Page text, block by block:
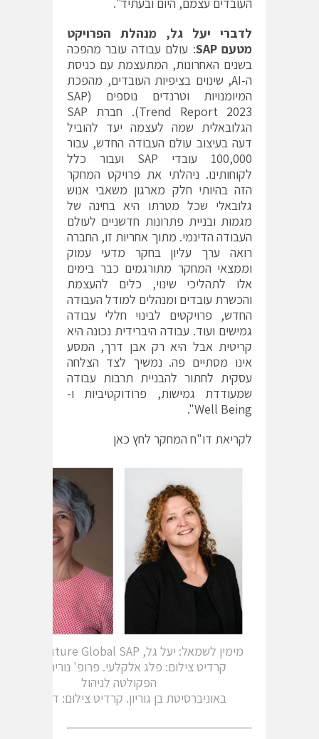
לדברי יעל גל, מנהלת הפרויקט
מטעםSAP: עולם עבודה עובר מהפכה
בשנים האחרונות, המתעצמת עם כניסת
ה-AI, שינוים בציפיות העובדים, מהפכת
המיומנויות וטרנדים נוספים (SAP
Trend Report 2023
). חברת SAP
הגלובאלית שמה לעצמה יעד להוביל
דעה בעיצוב עולם העבודה החדש, עבור
100,000 עובדי SAP ועבור כלל
לקוחותינו. ניהלתי את פרויקט המחקר
הזה בהיותי חלק מארגון משאבי אנוש
גלובאלי שכל מטרתו היא בחינה של
מגמות ובניית פתרונות חדשניים לעולם
העבודה הדינמי. מתוך אחריות זו, החברה
רואה ערך עליון בחקר מדעי עמוק
וממצאי המחקר מתורגמים כבר בימים
אלו לתהליכי שינוי, כלים להעצמת
והכשרת עובדים ומנהלים למודל העבודה
החדש, פרויקטים לבינוי חללי עבודה
גמישים ועוד. עבודה היברידית נכונה היא
קריטית אבל היא רק אבן דרך, המסע
אינו מסתיים פה. נמשיך לצד הצלחה
עסקית לחתור להבניית תרבות עבודה
שמעודדת גמישות, פרודוקטיביות ו-
Well Being".
לקריאת דו"ח המחקר לחץ כאן
מימין לשמאל: יעל גל, work of Future Global SAP.
קרדיט צילום: פלג אלקלעי. פרופ' נורית זיידמן,
הפקולטה לניהול
באוניברסיטת בן גוריון. קרדיט צילום: דני מכליס